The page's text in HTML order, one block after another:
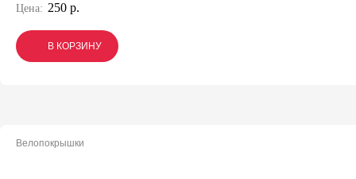
Цена: 250 р.
В КОРЗИНУ
В КОРЗИНУ
В КОРЗИНУ
Велопокрышки